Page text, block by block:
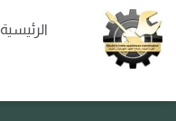
تخطي
إلى
المحتوى
الرئيسية